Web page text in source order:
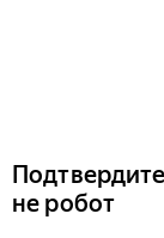
не робот